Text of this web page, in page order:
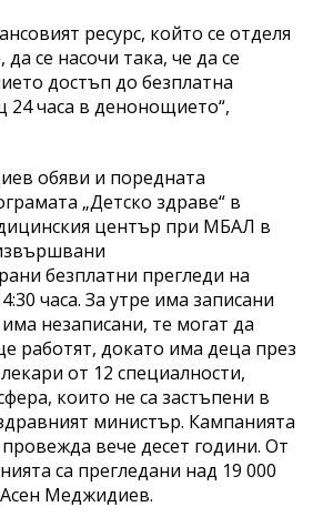
ресурс, който се отделя
се насочи така, че да се
достъп до безплатна
часа в денонощието“,
обяви и поредната
„Детско здраве“ в
център при МБАЛ в
безплатни прегледи на
часа. За утре има записани
незаписани, те могат да
работят, докато има деца през
от 12 специалности,
които не са застъпени в
министър. Кампанията
провежда вече десет години. От
са прегледани над 19 000
Меджидиев.